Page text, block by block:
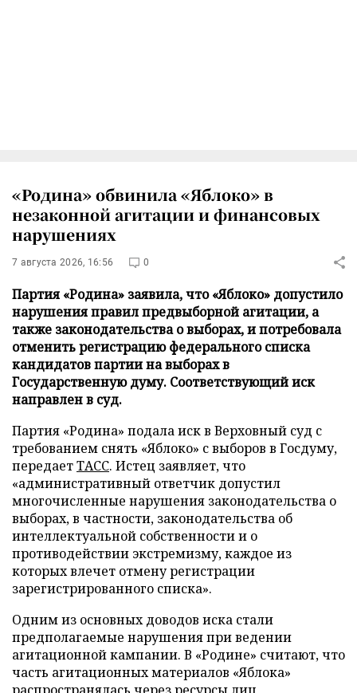
«Родина» обвинила «Яблоко» в
незаконной агитации и финансовых
нарушениях
7 августа 2026, 16:56 0
Партия «Родина» заявила, что «Яблоко» допустило
нарушения правил предвыборной агитации, а
также законодательства о выборах, и потребовала
отменить регистрацию федерального списка
кандидатов партии на выборах в
Государственную думу. Соответствующий иск
направлен в суд.
Партия «Родина» подала иск в Верховный суд с
требованием снять «Яблоко» с выборов в Госдуму,
передаетТАСС. Истец заявляет, что
«административный ответчик допустил
многочисленные нарушения законодательства о
выборах, в частности, законодательства об
интеллектуальной собственности и о
противодействии экстремизму, каждое из
которых влечет отмену регистрации
зарегистрированного списка».
Одним из основных доводов иска стали
предполагаемые нарушения при ведении
агитационной кампании. В «Родине» считают, что
часть агитационных материалов «Яблока»